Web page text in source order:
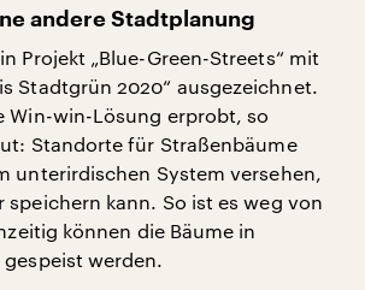
andere Stadtplanung
Projekt „Blue-Green-Streets“ mit
Stadtgrün 2020“ ausgezeichnet.
Win-win-Lösung erprobt, so
Standorte für Straßenbäume
unterirdischen System versehen,
speichern kann. So ist es weg von
können die Bäume in
werden.